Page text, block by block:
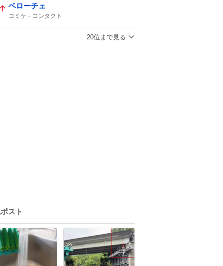
ベローチェ
コミケ コンタクト
20位まで見る
スト